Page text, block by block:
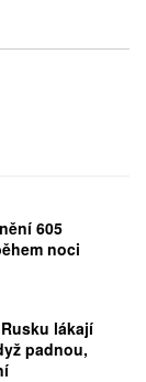
605
noci
lákají
padnou,